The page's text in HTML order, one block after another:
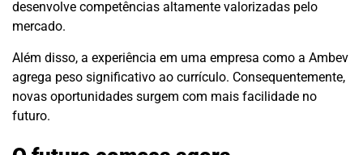
desenvolve competências altamente valorizadas pelo
mercado.
Além disso, a experiência em uma empresa como a Ambev
agrega peso significativo ao currículo. Consequentemente,
novas oportunidades surgem com mais facilidade no
futuro.